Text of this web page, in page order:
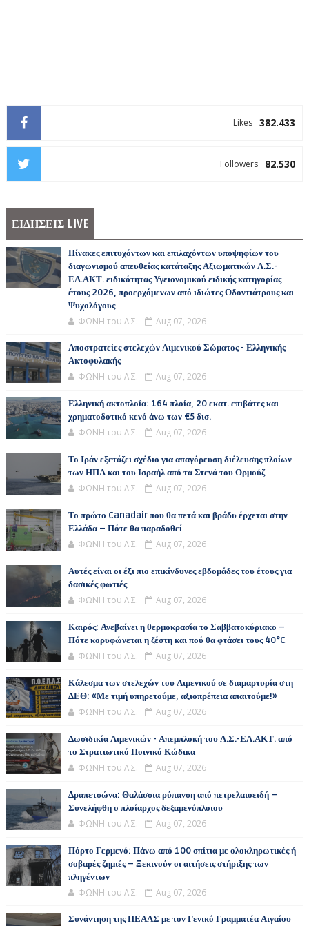
382.433
Likes
82.530
Followers
ΕΙΔΗΣΕΙΣ LIVE
Πίνακες επιτυχόντων και επιλαχόντων υποψηφίων του
διαγωνισμού απευθείας κατάταξης Αξιωματικών Λ.Σ.-
ΕΛ.ΑΚΤ. ειδικότητας Υγειονομικού ειδικής κατηγορίας
έτους 2026, προερχόμενων από ιδιώτες Οδοντιάτρους και
Ψυχολόγους
ΦΩΝΗ του Λ.Σ. Aug 07, 2026
Αποστρατείες στελεχών Λιμενικού Σώματος - Ελληνικής
Ακτοφυλακής
ΦΩΝΗ του Λ.Σ. Aug 07, 2026
Ελληνική ακτοπλοΐα: 164 πλοία, 20 εκατ. επιβάτες και
χρηματοδοτικό κενό άνω των €5 δισ.
ΦΩΝΗ του Λ.Σ. Aug 07, 2026
Το Ιράν εξετάζει σχέδιο για απαγόρευση διέλευσης πλοίων
των ΗΠΑ και του Ισραήλ από τα Στενά του Ορμούζ
ΦΩΝΗ του Λ.Σ. Aug 07, 2026
Το πρώτο Canadair που θα πετά και βράδυ έρχεται στην
Ελλάδα – Πότε θα παραδοθεί
ΦΩΝΗ του Λ.Σ. Aug 07, 2026
Αυτές είναι οι έξι πιο επικίνδυνες εβδομάδες του έτους για
δασικές φωτιές
ΦΩΝΗ του Λ.Σ. Aug 07, 2026
Καιρός: Ανεβαίνει η θερμοκρασία το Σαββατοκύριακο –
Πότε κορυφώνεται η ζέστη και πού θα φτάσει τους 40°C
ΦΩΝΗ του Λ.Σ. Aug 07, 2026
Κάλεσμα των στελεχών του Λιμενικού σε διαμαρτυρία στη
ΔΕΘ: «Με τιμή υπηρετούμε, αξιοπρέπεια απαιτούμε!»
ΦΩΝΗ του Λ.Σ. Aug 07, 2026
Δωσιδικία Λιμενικών - Απεμπλοκή του Λ.Σ.-ΕΛ.ΑΚΤ. από
το Στρατιωτικό Ποινικό Κώδικα
ΦΩΝΗ του Λ.Σ. Aug 07, 2026
Δραπετσώνα: Θαλάσσια ρύπανση από πετρελαιοειδή –
Συνελήφθη ο πλοίαρχος δεξαμενόπλοιου
ΦΩΝΗ του Λ.Σ. Aug 07, 2026
Πόρτο Γερμενό: Πάνω από 100 σπίτια με ολοκληρωτικές ή
σοβαρές ζημιές – Ξεκινούν οι αιτήσεις στήριξης των
πληγέντων
ΦΩΝΗ του Λ.Σ. Aug 07, 2026
Συνάντηση της ΠΕΑΛΣ με τον Γενικό Γραμματέα Αιγαίου